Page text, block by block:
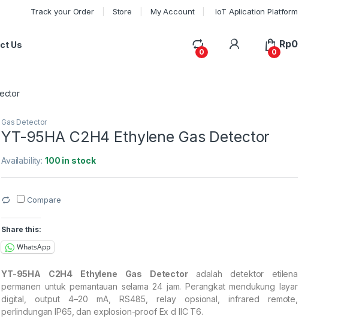
Track your Order Store My Account IoT Aplication Platform
Us
0
My Account
0
Rp0
Gas Detector
YT-95HA C2H4 Ethylene Gas Detector
Availability:100 in stock
Compare
Share this:
WhatsApp
YT-95HA C2H4 Ethylene Gas Detectoradalah detektor etilena
permanen untuk pemantauan selama 24 jam. Perangkat mendukung layar
digital, output 4–20 mA, RS485, relay opsional, infrared remote,
perlindungan IP65, dan explosion-proof Ex d IIC T6.